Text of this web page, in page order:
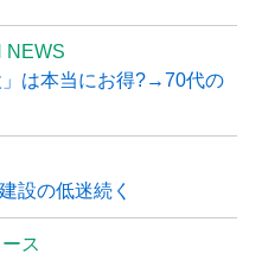
NEWS
」は本当にお得?→70代の
設の低迷続く
ス